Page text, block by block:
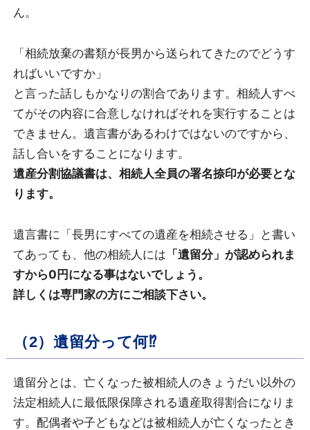
ん。
「相続放棄の書類が長男から送られてきたのでどうす
ればいいですか」
と言った話しもかなりの割合であります。相続人すべ
てがその内容に合意しなければそれを実行することは
できません。遺言書があるわけではないのですから、
話し合いをすることになります。
遺産分割協議書は、相続人全員の署名捺印が必要とな
ります。
遺言書に「長男にすべての遺産を相続させる」と書い
てあっても、他の相続人には 「遺留分」が認められま
すから0円になる事はないでしょう。
詳しくは専門家の方にご相談下さい。
（2）遺留分って何⁉︎
遺留分とは、亡くなった被相続人のきょうだい以外の
法定相続人に最低限保障される遺産取得割合になりま
す。配偶者や子どもなどは被相続人が亡くなったとき